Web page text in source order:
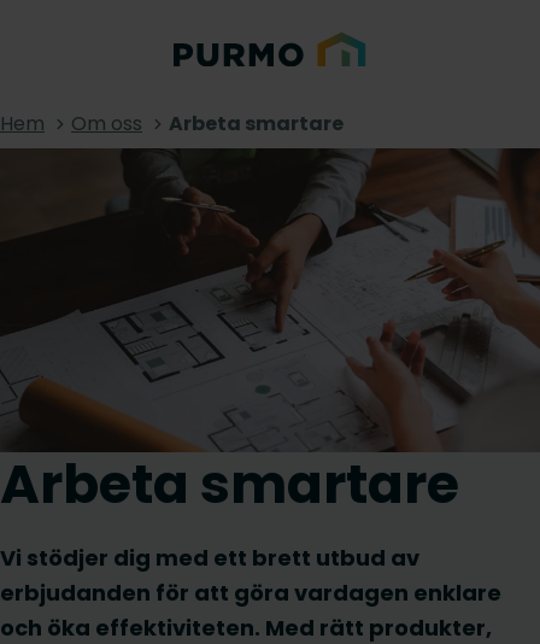
Hem Om oss Arbeta smartare
Arbeta smartare
Vi stödjer dig med ett brett utbud av
erbjudanden för att göra vardagen enklare
och öka effektiviteten. Med rätt produkter,